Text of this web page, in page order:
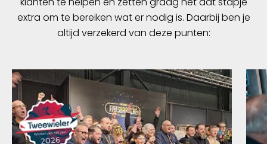
extra om te bereiken wat er nodig is. Daarbij ben je
altijd verzekerd van deze punten: